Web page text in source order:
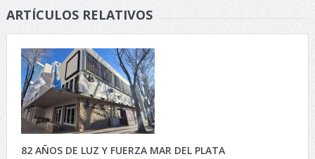
ARTÍCULOS RELATIVOS
82 AÑOS DE LUZ Y FUERZA MAR DEL PLATA